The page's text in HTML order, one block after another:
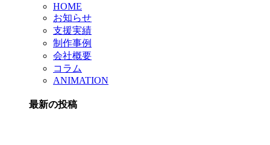
HOME
お知らせ
支援実績
制作事例
会社概要
コラム
ANIMATION
最新の投稿